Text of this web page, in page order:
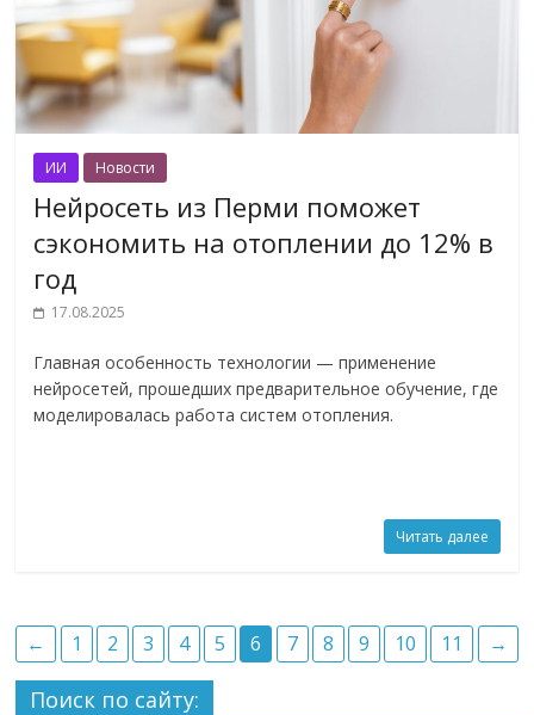
ИИ Новости
Нейросеть из Перми поможет
сэкономить на отоплении до 12% в
год
17.08.2025
Главная особенность технологии — применение
нейросетей, прошедших предварительное обучение, где
моделировалась работа систем отопления.
Читать далее
← 1 2 3 4 5 6 7 8 9 10 11 →
Поиск по сайту: